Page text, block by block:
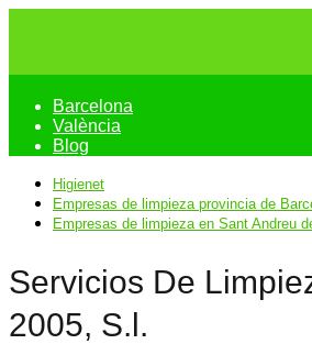
Barcelona
València
Blog
Higienet
Empresas de limpieza provincia de
Empresas de limpieza en Sant Andreu
Servicios De
2005, S.l.